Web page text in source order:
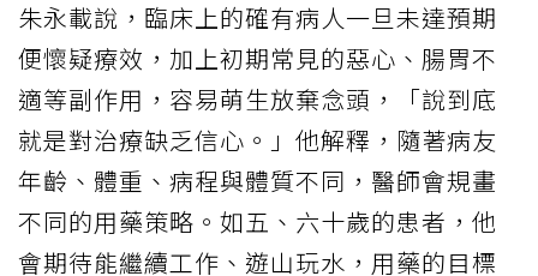
朱永載說，臨床上的確有病人一旦未達預期
便懷疑療效，加上初期常見的惡心、腸胃不
適等副作用，容易萌生放棄念頭，「說到底
就是對治療缺乏信心。」他解釋，隨著病友
年齡、體重、病程與體質不同，醫師會規畫
不同的用藥策略。如五、六十歲的患者，他
會期待能繼續工作、遊山玩水，用藥的目標